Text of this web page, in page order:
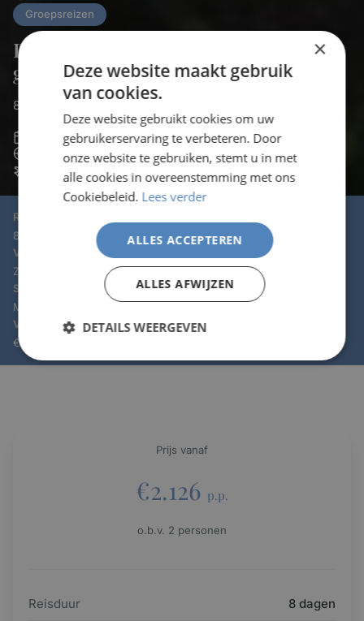
Groepsreizen
De hoogtepunten van Guernsey –
groepsexcursiereis
8-daagse groepsexcursiereis om Guernsey te ontdekken
8 dagen
Reisduur:
8 dagen / 7 nachten
Vertrek:
Zaterdag
Seizoen:
Mei - Augustus
Vanaf:
€2.126 p.p.
Prijs vanaf
€2.126 p.p.
o.b.v. 2 personen
Reisduur 8 dagen
×
Deze website maakt gebruik
van cookies.
Deze website gebruikt cookies om uw
gebruikerservaring te verbeteren. Door
onze website te gebruiken, stemt u in met
alle cookies in overeenstemming met ons
Cookiebeleid. Lees verder
ALLES ACCEPTEREN
ALLES AFWIJZEN
DETAILS WEERGEVEN